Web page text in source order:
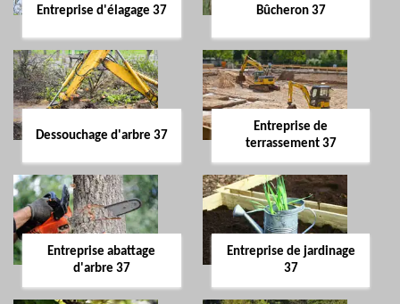
Entreprise d'élagage 37 Bûcheron 37
Dessouchage d'arbre 37
Entreprise de
terrassement 37
Entreprise abattage
d'arbre 37
Entreprise de jardinage
37